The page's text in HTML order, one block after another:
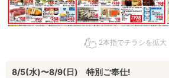
2本指でチラシを拡大
8/5(水)〜8/9(日) 特別ご奉仕!